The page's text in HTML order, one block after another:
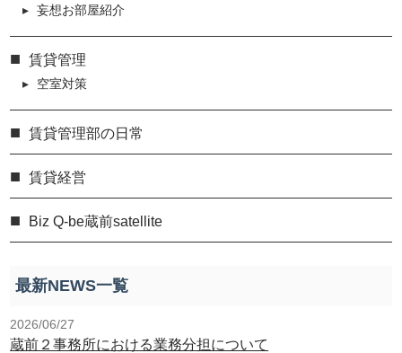
妄想お部屋紹介
賃貸管理
空室対策
賃貸管理部の日常
賃貸経営
Biz Q-be蔵前satellite
最新NEWS一覧
2026/06/27
蔵前２事務所における業務分担について